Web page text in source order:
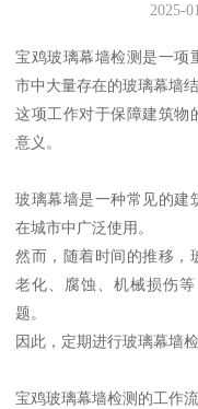
2025-
宝鸡玻璃幕墙检测是一项
市中大量存在的玻璃幕墙
这项工作对于保障建筑物
意义。
玻璃幕墙是一种常见的建
在城市中广泛使用。
然而，随着时间的推移，
老化、腐蚀、机械损伤
题。
因此，定期进行玻璃幕墙
宝鸡玻璃幕墙检测的工作